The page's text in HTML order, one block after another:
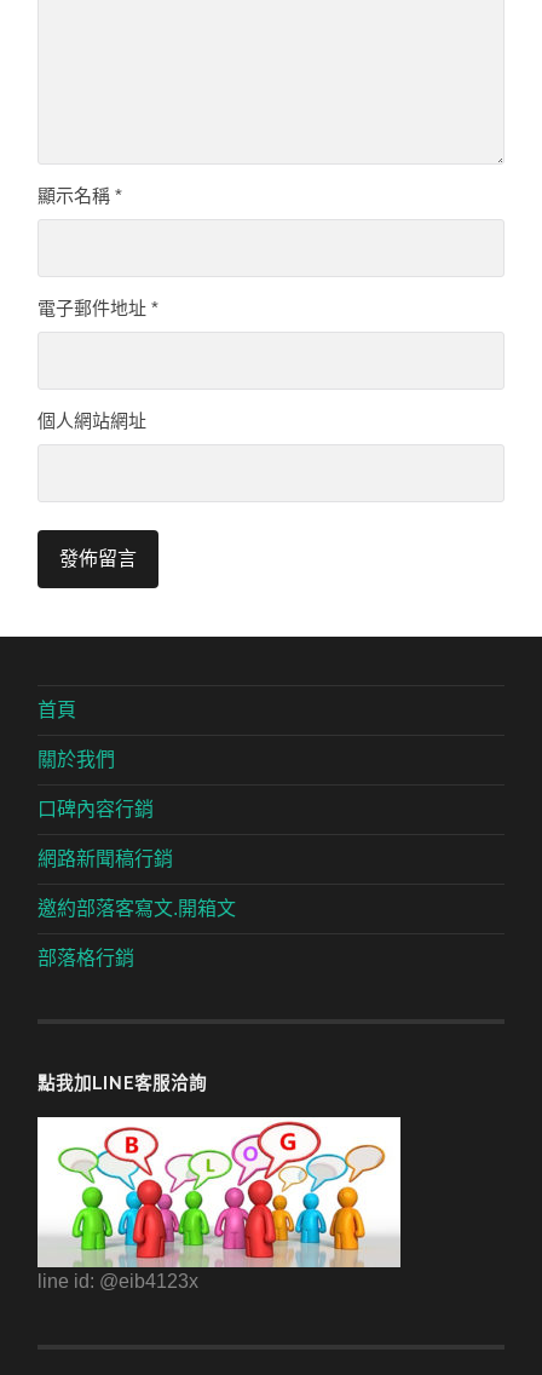
顯示名稱*
電子郵件地址*
個人網站網址
首頁
關於我們
口碑內容行銷
網路新聞稿行銷
邀約部落客寫文.開箱文
部落格行銷
點我加LINE客服洽詢
line id: @eib4123x